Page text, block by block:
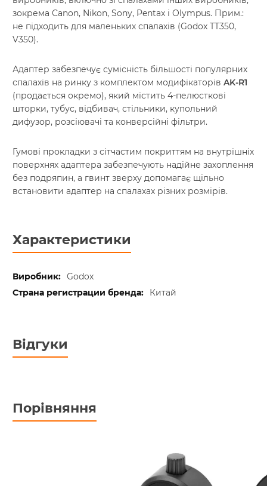
зокрема Canon, Nikon, Sony, Pentax і Olympus. Прим.:
не підходить для маленьких спалахів (Godox TT350,
V350).
Адаптер забезпечує сумісність більшості популярних
спалахів на ринку з комплектом модифікаторів AK-R1
(продається окремо), який містить 4-пелюсткові
шторки, тубус, відбивач, стільники, купольний
дифузор, розсіювачі та конверсійні фільтри.
Гумові прокладки з сітчастим покриттям на внутрішніх
поверхнях адаптера забезпечують надійне захоплення
без подряпин, а гвинт зверху допомагає щільно
встановити адаптер на спалахах різних розмірів.
Характеристики
Godox
Китай
Відгуки
Порівняння